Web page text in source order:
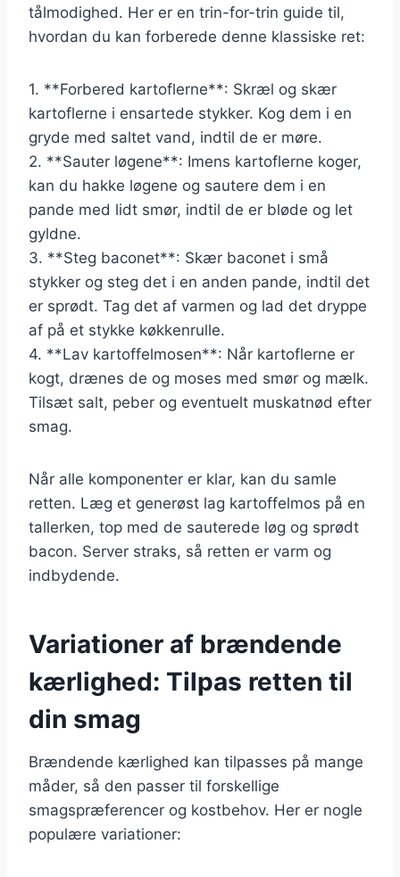
tålmodighed. Her er en trin-for-trin guide til,
hvordan du kan forberede denne klassiske ret:
1. **Forbered kartoflerne**: Skræl og skær
kartoflerne i ensartede stykker. Kog dem i en
gryde med saltet vand, indtil de er møre.
2. **Sauter løgene**: Imens kartoflerne koger,
kan du hakke løgene og sautere dem i en
pande med lidt smør, indtil de er bløde og let
gyldne.
3. **Steg baconet**: Skær baconet i små
stykker og steg det i en anden pande, indtil det
er sprødt. Tag det af varmen og lad det dryppe
af på et stykke køkkenrulle.
4. **Lav kartoffelmosen**: Når kartoflerne er
kogt, drænes de og moses med smør og mælk.
Tilsæt salt, peber og eventuelt muskatnød efter
smag.
Når alle komponenter er klar, kan du samle
retten. Læg et generøst lag kartoffelmos på en
tallerken, top med de sauterede løg og sprødt
bacon. Server straks, så retten er varm og
indbydende.
Variationer af brændende
kærlighed: Tilpas retten til
din smag
Brændende kærlighed kan tilpasses på mange
måder, så den passer til forskellige
smagspræferencer og kostbehov. Her er nogle
populære variationer: